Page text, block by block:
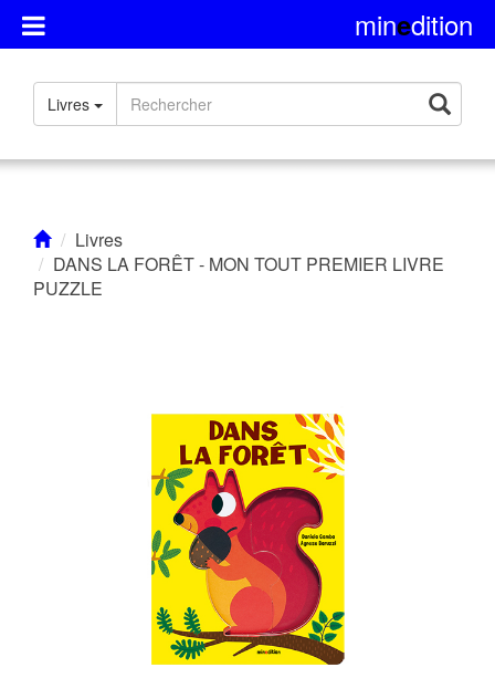
minedition
Rights
Contact
Livres
Livres
DANS LA FORÊT - MON TOUT PREMIER LIVRE
PUZZLE